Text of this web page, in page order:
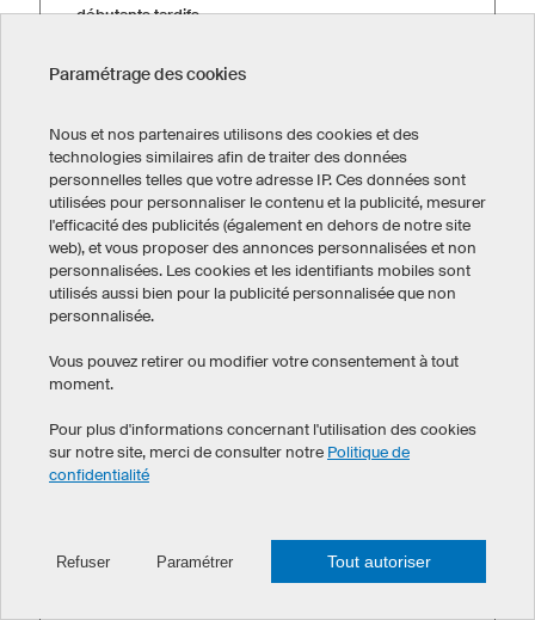
débutants tardifs
que débutant et amateur
Les techniques de tir
au hockey sur glace :
comment réaliser un
lancer frappé & Co.
professionnel de hockey
Mannheim, à propos de
l'entraînement des
des équipes de
hockey sur glace
De la LNH jusqu’en
Les règles du hockey
L’histoire du football
Conseils pour votre
Équipement et itinéraires
Paramétrage des cookies
Nous et nos partenaires utilisons des cookies et des
technologies similaires afin de traiter des données
personnelles telles que votre adresse IP. Ces données sont
utilisées pour personnaliser le contenu et la publicité, mesurer
l'efficacité des publicités (également en dehors de notre site
web), et vous proposer des annonces personnalisées et non
personnalisées. Les cookies et les identifiants mobiles sont
utilisés aussi bien pour la publicité personnalisée que non
personnalisée.
Vous pouvez retirer ou modifier votre consentement à tout
moment.
Pour plus d'informations concernant l'utilisation des cookies
sur notre site, merci de consulter notre Politique de
confidentialité
Refuser Paramétrer Tout autoriser